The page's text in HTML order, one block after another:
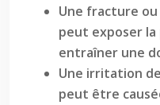
Une fracture
peut exposer
entraîner une
Une irritation
peut être